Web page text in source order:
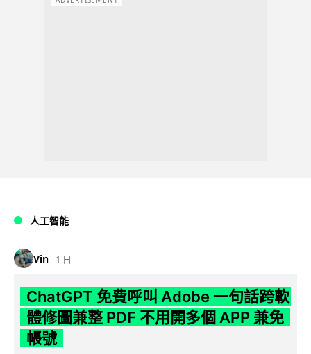
人工智能
Vin 1 日
ChatGPT 免費呼叫 Adobe 一句話跨軟
體修圖兼整 PDF 不用開多個 APP 兼免
帳號